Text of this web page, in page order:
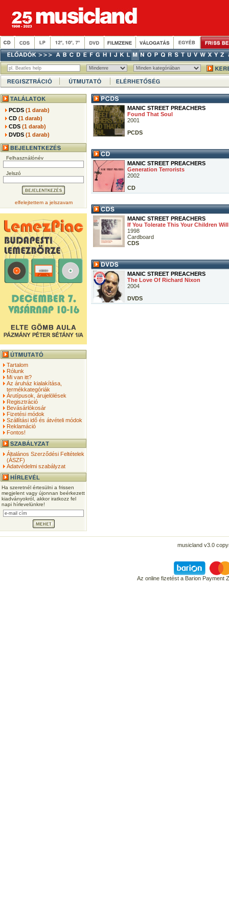
PCDS(1 darab)
CD(1 darab)
CDS(1 darab)
DVDS(1 darab)
Felhasználónév
Jelszó
elfelejtettem a jelszavam
Tartalom
Rólunk
Mi van itt?
Az áruház kialakítása,
termékkategóriák
Árutípusok, árujelölések
Regisztráció
Bevásárlókosár
Fizetési módok
Szállítási idő és átvételi módok
Reklamáció
Fontos!
Általános Szerződési Feltételek
(ÁSZF)
Adatvédelmi szabályzat
Ha szeretnél értesülni a frissen
megjelent vagy újonnan beérkezett
kiadványokról, akkor iratkozz fel
napi hírlevelünkre!
MANIC STREET PREACHERS
Found That Soul
2001
PCDS
MANIC STREET PREACHERS
Generation Terrorists
2002
CD
MANIC STREET PREACHERS
If You Tolerate This Your Children
1998
Cardboard
CDS
MANIC STREET PREACHERS
The Love Of Richard Nixon
2004
DVDS
musicland v3.0
Az online fizetést a Barion Payment